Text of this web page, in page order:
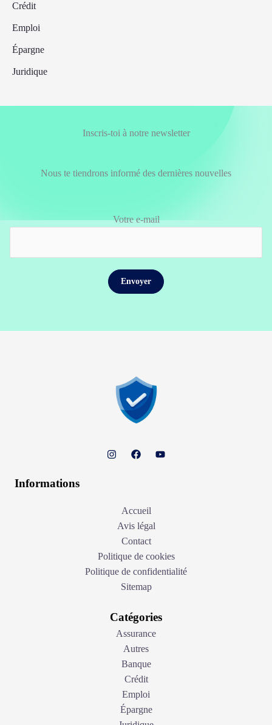
Crédit
Emploi
Épargne
Juridique
Inscris-toi à notre newsletter
Nous te tiendrons informé des dernières nouvelles
Votre e-mail
Informations
Accueil
Avis légal
Contact
Politique de cookies
Politique de confidentialité
Sitemap
Catégories
Assurance
Autres
Banque
Crédit
Emploi
Épargne